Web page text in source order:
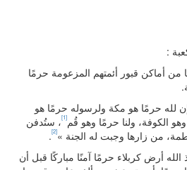
:
من أماكن قبور أئمتهم المزعومة حرمًا
حرمًا هو مكة ولرسوله حرمًا هو
الكوفة، ولنا حرمًا وهو قُم[1]
، ستُدفن
من زارها وجبت له الجنة »[2]
.
أرض كربلاء حرمًا آمنًا مباركًا قبل أن